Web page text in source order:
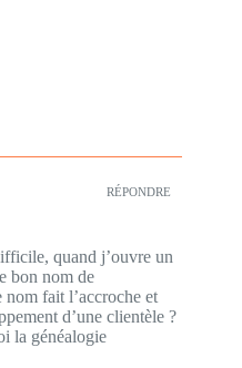
RÉPONDRE
quand j’ouvre un
bon nom de
fait l’accroche et
d’une clientèle ?
la généalogie